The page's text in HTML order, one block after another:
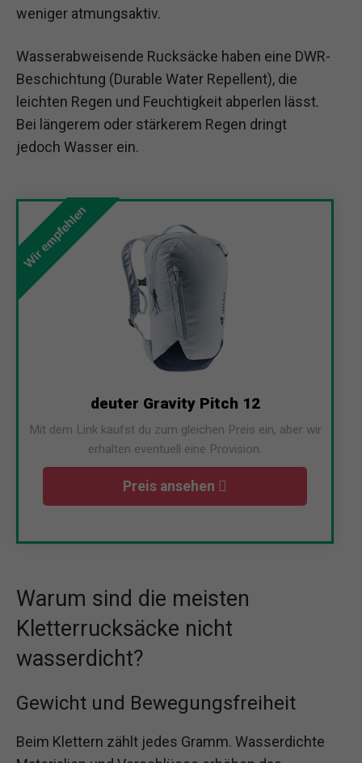
weniger atmungsaktiv.
Wasserabweisende Rucksäcke haben eine DWR-
Beschichtung (Durable Water Repellent), die
leichten Regen und Feuchtigkeit abperlen lässt.
Bei längerem oder stärkerem Regen dringt
jedoch Wasser ein.
Wir empfehlen
deuter Gravity Pitch 12
Mit dem Link kaufst du zum gleichen Preis ein, aber wir
erhalten eventuell eine Provision.
Preis ansehen
Warum sind die meisten
Kletterrucksäcke nicht
wasserdicht?
Gewicht und Bewegungsfreiheit
Beim Klettern zählt jedes Gramm. Wasserdichte